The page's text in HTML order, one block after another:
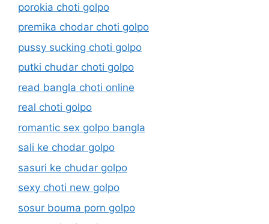
porokia choti golpo
premika chodar choti golpo
pussy sucking choti golpo
putki chudar choti golpo
read bangla choti online
real choti golpo
romantic sex golpo bangla
sali ke chodar golpo
sasuri ke chudar golpo
sexy choti new golpo
sosur bouma porn golpo